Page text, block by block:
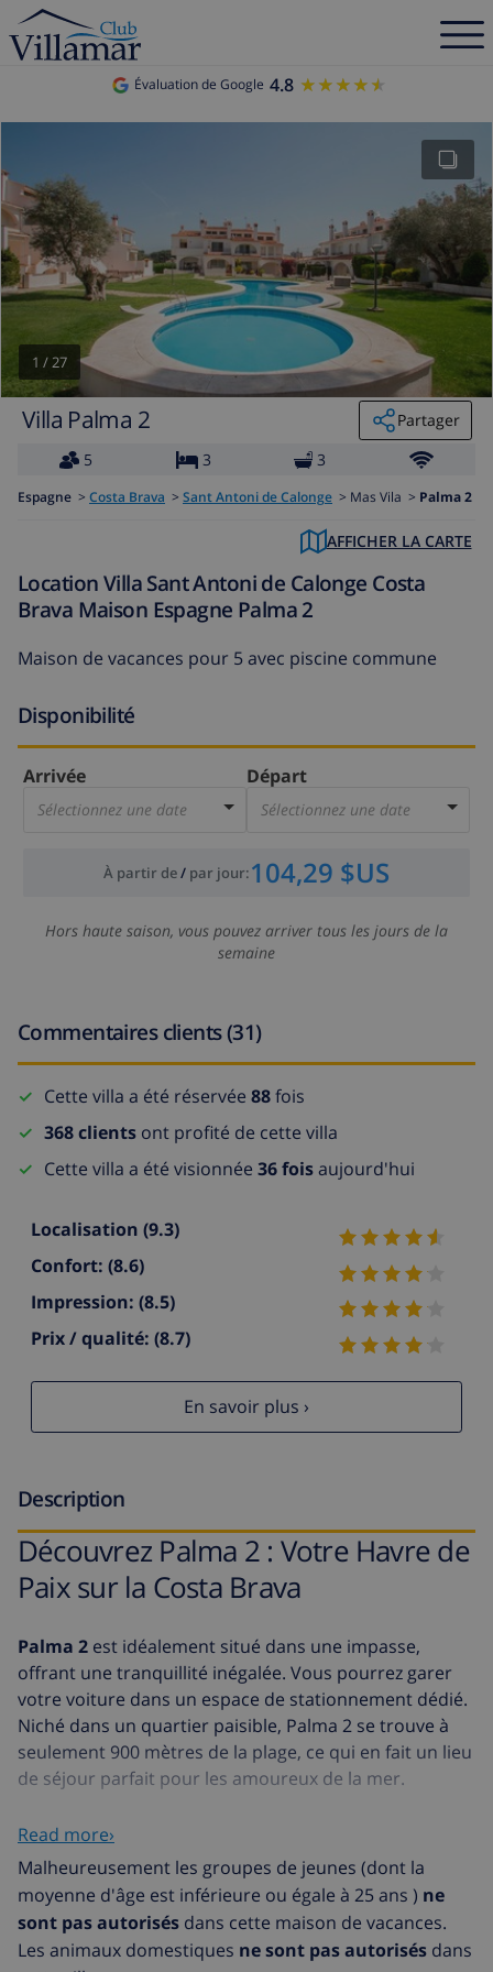
Évaluation de Google 4.8 ★★★★★
★★★★★
1 /27
Villa Palma 2
Partager
5
3 3
Espagne > Costa Brava > Sant Antoni de Calonge > Mas Vila > Palma 2
AFFICHER LA CARTE
Location Villa Sant Antoni de Calonge Costa
Brava Maison Espagne Palma 2
Maison de vacances pour 5 avec piscine commune
Disponibilité
Arrivée
Sélectionnez une date
Départ
Sélectionnez une date
À partir de/ par jour:104,29 $US
Hors haute saison, vous pouvez arriver tous les jours de la
semaine
Commentaires clients (31)
Cette villa a été réservée 88fois
368 clients ont profité de cette villa
Cette villa a été visionnée 36 foisaujourd'hui
Localisation (9.3)
Confort: (8.6)
Impression: (8.5)
Prix / qualité: (8.7)
En savoir plus ›
Description
Découvrez Palma 2 : Votre Havre de
Paix sur la Costa Brava
Palma 2 est idéalement situé dans une impasse,
offrant une tranquillité inégalée. Vous pourrez garer
votre voiture dans un espace de stationnement dédié.
Niché dans un quartier paisible, Palma 2 se trouve à
seulement 900 mètres de la plage, ce qui en fait un lieu
de séjour parfait pour les amoureux de la mer.
L'accès à l'entrée se fait par un court escalier, et le
logement est une résidence mitoyenne proche de la
piscine commune.
Caractéristiques de l'Hébergement
Palma 2 est une maison de vacances typiquement
Read more›
Malheureusement les groupes de jeunes (dont la
moyenne d'âge est inférieure ou égale à 25 ans ) ne
sont pas autorisés dans cette maison de vacances.
Les animaux domestiques ne sont pas autorisés dans